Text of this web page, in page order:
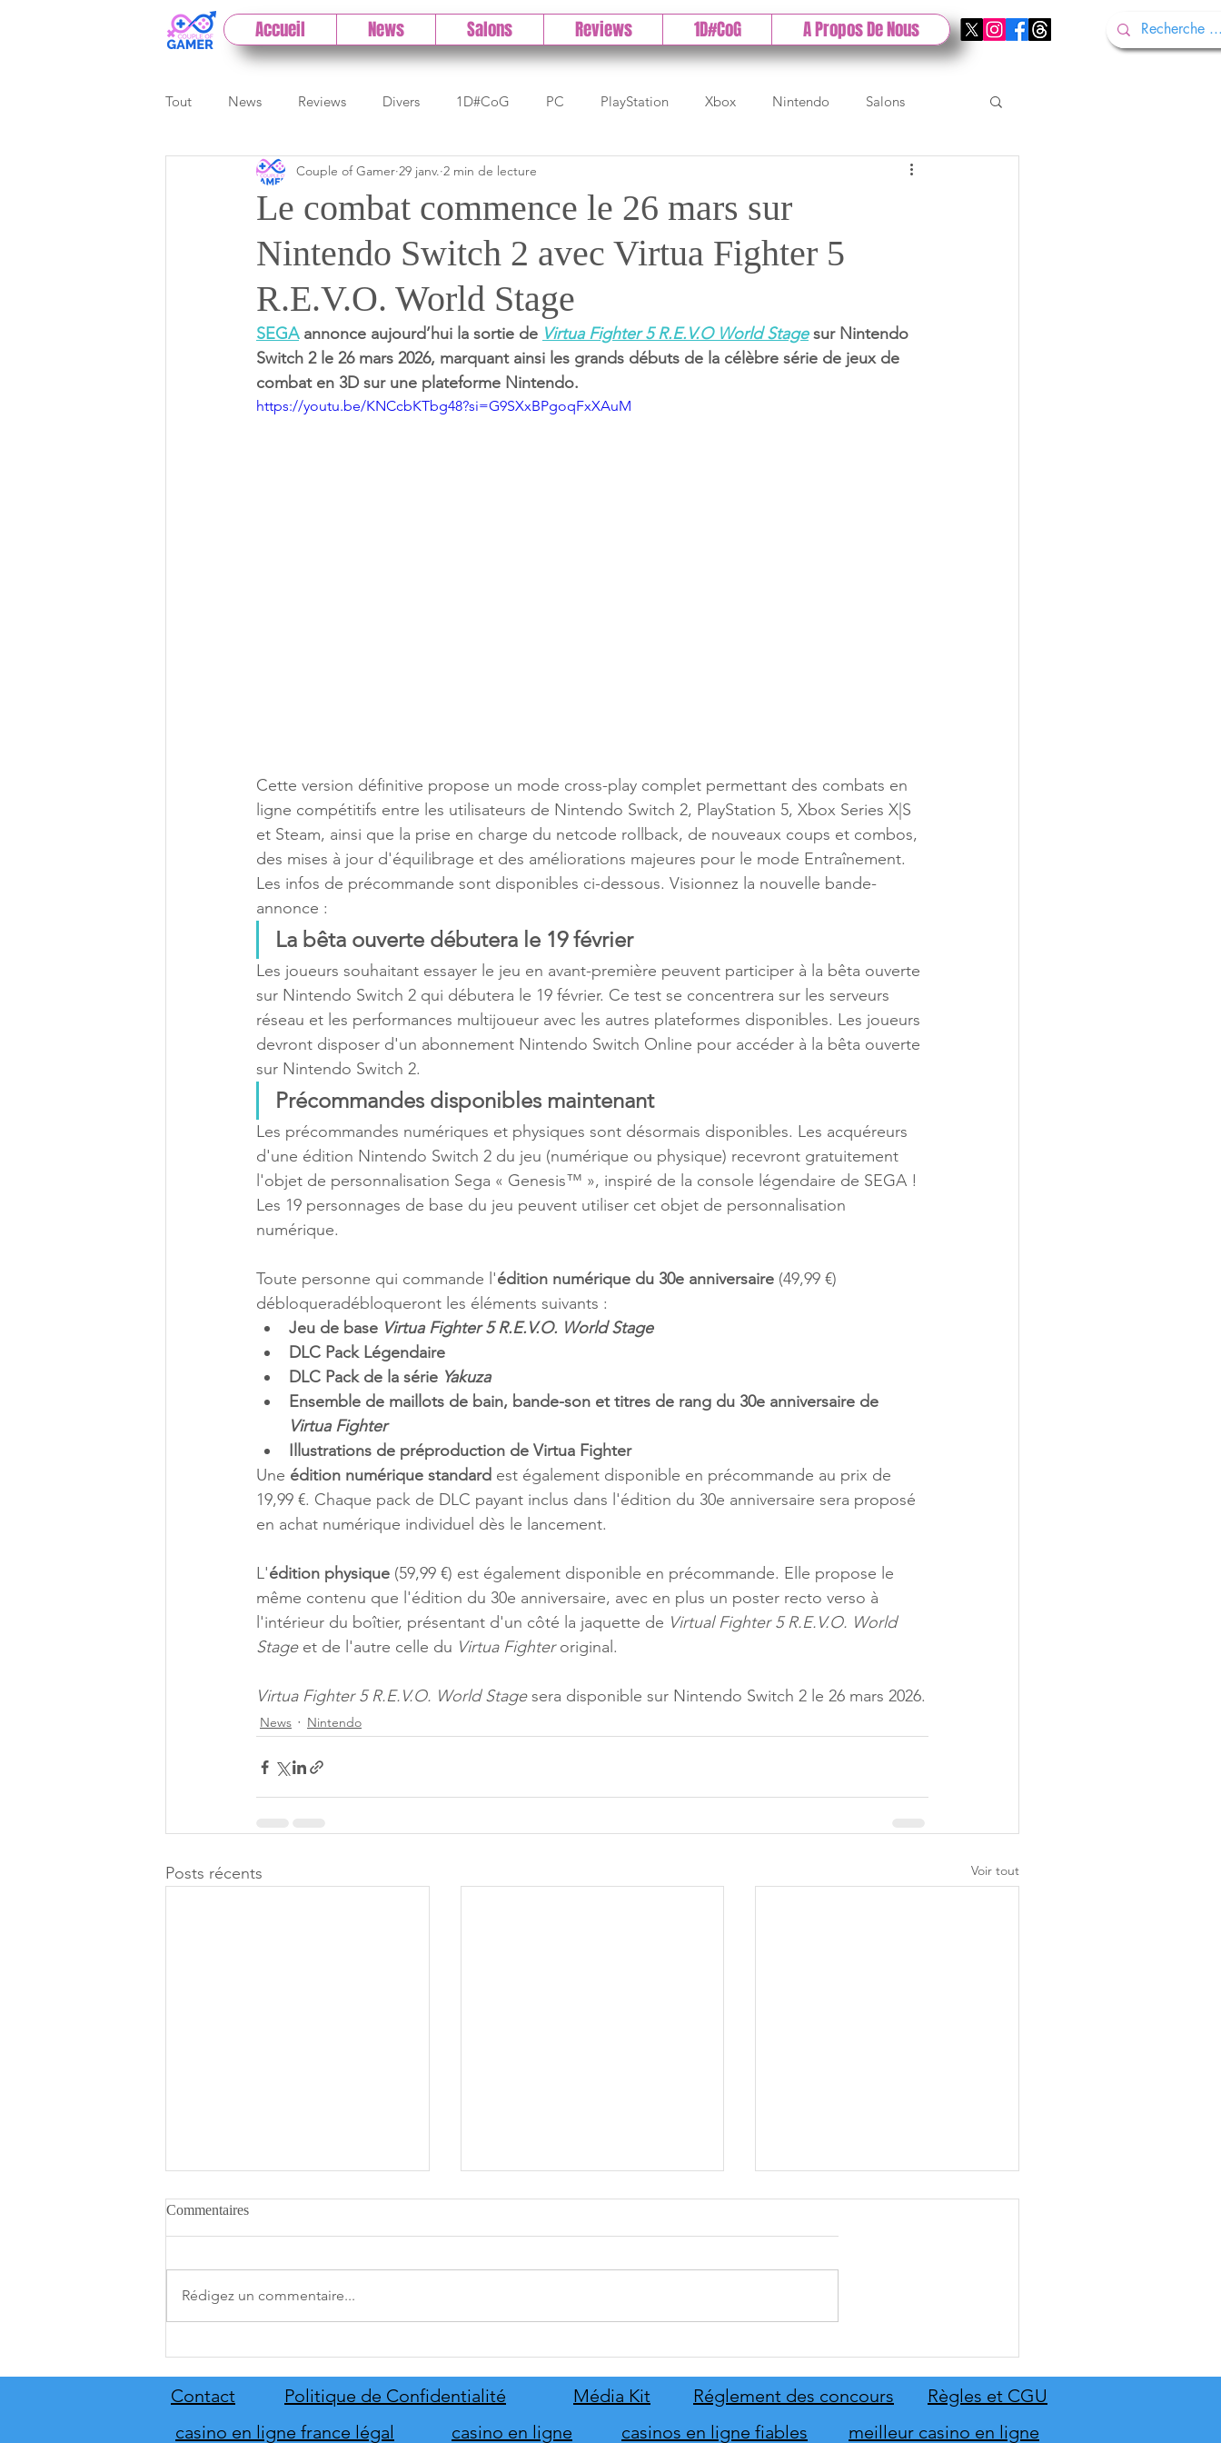
Accueil News Salons Reviews 1D#CoG A Propos De Nous
Tout News Reviews Divers 1D#CoG PC PlayStation Xbox Nintendo Salons
Previews Cloud Test indé DLC Gamescom
Paris Games Week Early Access Test 1DCoG Test Xbox Test Nintendo Test PlayStation
The Game Awards
Le combat commence le 26 mars sur
Nintendo Switch 2 avec Virtua Fighter 5
R.E.V.O. World Stage
Couple of Gamer 29 janv. 2 min de lecture
SEGA annonce aujourd’hui la sortie de Virtua Fighter 5 R.E.V.O World Stage sur Nintendo
Switch 2 le 26 mars 2026, marquant ainsi les grands débuts de la célèbre série de jeux de
combat en 3D sur une plateforme Nintendo.
https://youtu.be/KNCcbKTbg48?si=G9SXxBPgoqFxXAuM
Cette version définitive propose un mode cross-play complet permettant des combats en
ligne compétitifs entre les utilisateurs de Nintendo Switch 2, PlayStation 5, Xbox Series X|S
et Steam, ainsi que la prise en charge du netcode rollback, de nouveaux coups et combos,
des mises à jour d'équilibrage et des améliorations majeures pour le mode Entraînement.
Les infos de précommande sont disponibles ci-dessous. Visionnez la nouvelle bande-
annonce :
La bêta ouverte débutera le 19 février
Les joueurs souhaitant essayer le jeu en avant-première peuvent participer à la bêta ouverte
sur Nintendo Switch 2 qui débutera le 19 février. Ce test se concentrera sur les serveurs
réseau et les performances multijoueur avec les autres plateformes disponibles. Les joueurs
devront disposer d'un abonnement Nintendo Switch Online pour accéder à la bêta ouverte
sur Nintendo Switch 2.
Précommandes disponibles maintenant
Les précommandes numériques et physiques sont désormais disponibles. Les acquéreurs
d'une édition Nintendo Switch 2 du jeu (numérique ou physique) recevront gratuitement
l'objet de personnalisation Sega « Genesis™ », inspiré de la console légendaire de SEGA !
Les 19 personnages de base du jeu peuvent utiliser cet objet de personnalisation
numérique.
Toute personne qui commande l'édition numérique du 30e anniversaire (49,99 €)
débloqueradébloqueront les éléments suivants :
Jeu de base Virtua Fighter 5 R.E.V.O. World Stage
DLC Pack Légendaire
DLC Pack de la série Yakuza
Ensemble de maillots de bain, bande-son et titres de rang du 30e anniversaire de
Virtua Fighter
Illustrations de préproduction de Virtua Fighter
Une édition numérique standard est également disponible en précommande au prix de
19,99 €. Chaque pack de DLC payant inclus dans l'édition du 30e anniversaire sera proposé
en achat numérique individuel dès le lancement.
L'édition physique (59,99 €) est également disponible en précommande. Elle propose le
même contenu que l'édition du 30e anniversaire, avec en plus un poster recto verso à
l'intérieur du boîtier, présentant d'un côté la jaquette de Virtual Fighter 5 R.E.V.O. World
Stage et de l'autre celle du Virtua Fighter original.
Virtua Fighter 5 R.E.V.O. World Stage sera disponible sur Nintendo Switch 2 le 26 mars 2026.
News Nintendo
Posts récents Voir tout
de son extension Homme
d'honneur
Commentaires
Rédigez un commentaire...
Contact Politique de Confidentialité Média Kit Règles et CGU
Réglement des concours
casino en ligne france légal
meilleur casino en ligne
casino en ligne
casinos en ligne fiables